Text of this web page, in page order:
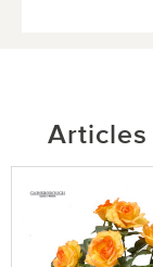
Articles